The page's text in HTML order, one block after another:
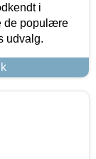
i
de populære
udvalg.